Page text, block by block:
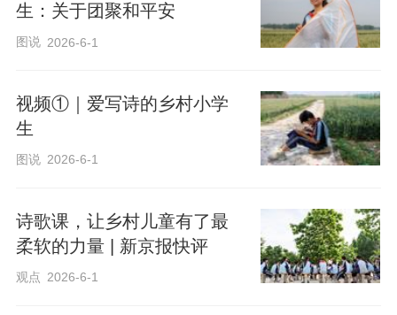
e
生：关于团聚和平安
图说 2026-6-1
视频①｜爱写诗的乡村小学
生
图说 2026-6-1
诗歌课，让乡村儿童有了最
柔软的力量 | 新京报快评
观点 2026-6-1